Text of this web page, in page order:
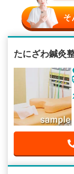
そ
たにざわ鍼灸